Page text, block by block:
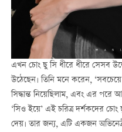
এখন চোং ছু সি ধীরে ধীরে সেসব
উঠেছেন। তিনি মনে করেন,
সিদ্ধান্ত নিয়েছিলাম, এবং এর
‘সিও ইয়ে’ এই চরিত্র দর্শকদের
দেয়। তার জন্য, এটি একজন